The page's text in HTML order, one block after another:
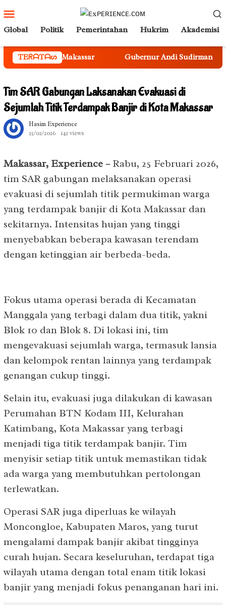
ke
kontenMobile
Global Politik Pemerintahan Hukrim Akademisi
TEᖇᗩTᗩᔕ
Makassar Gubernur Andi Sudirman Kukuhkan Sekda
Tim SAR Gabungan Laksanakan Evakuasi di
Sejumlah Titik Terdampak Banjir di Kota Makassar
Hasim Experience
25/02/2026
142 views
Makassar, Experience –Rabu, 25 Februari 2026,
tim SAR gabungan melaksanakan operasi
evakuasi di sejumlah titik permukiman warga
yang terdampak banjir di Kota Makassar dan
sekitarnya. Intensitas hujan yang tinggi
menyebabkan beberapa kawasan terendam
dengan ketinggian air berbeda-beda.
Fokus utama operasi berada di Kecamatan
Manggala yang terbagi dalam dua titik, yakni
Blok 10 dan Blok 8. Di lokasi ini, tim
mengevakuasi sejumlah warga, termasuk lansia
dan kelompok rentan lainnya yang terdampak
genangan cukup tinggi.
Selain itu, evakuasi juga dilakukan di kawasan
Perumahan BTN Kodam III, Kelurahan
Katimbang, Kota Makassar yang terbagi
menjadi tiga titik terdampak banjir. Tim
menyisir setiap titik untuk memastikan tidak
ada warga yang membutuhkan pertolongan
terlewatkan.
Operasi SAR juga diperluas ke wilayah
Moncongloe, Kabupaten Maros, yang turut
mengalami dampak banjir akibat tingginya
curah hujan. Secara keseluruhan, terdapat tiga
wilayah utama dengan total enam titik lokasi
banjir yang menjadi fokus penanganan hari ini.